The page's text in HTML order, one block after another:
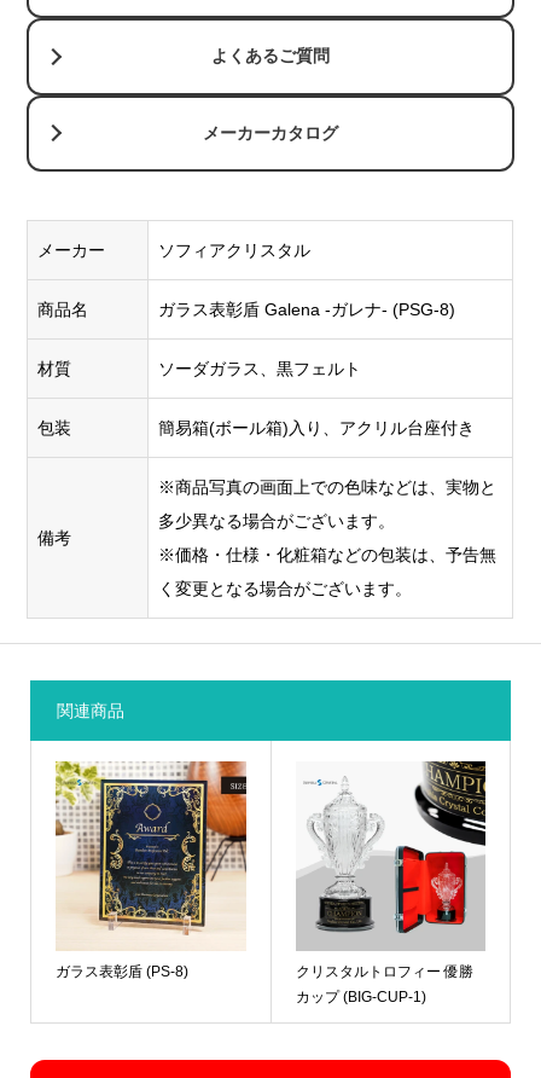
よくあるご質問
メーカーカタログ
メーカー ソフィアクリスタル
商品名 ガラス表彰盾 Galena -ガレナ- (PSG-8)
材質 ソーダガラス、黒フェルト
包装 簡易箱(ボール箱)入り、アクリル台座付き
備考
※商品写真の画面上での色味などは、実物と
多少異なる場合がございます。
※価格・仕様・化粧箱などの包装は、予告無
く変更となる場合がございます。
関連商品
ガラス表彰盾 (PS-8)
クリスタルトロフィー 優勝
カップ (BIG-CUP-1)